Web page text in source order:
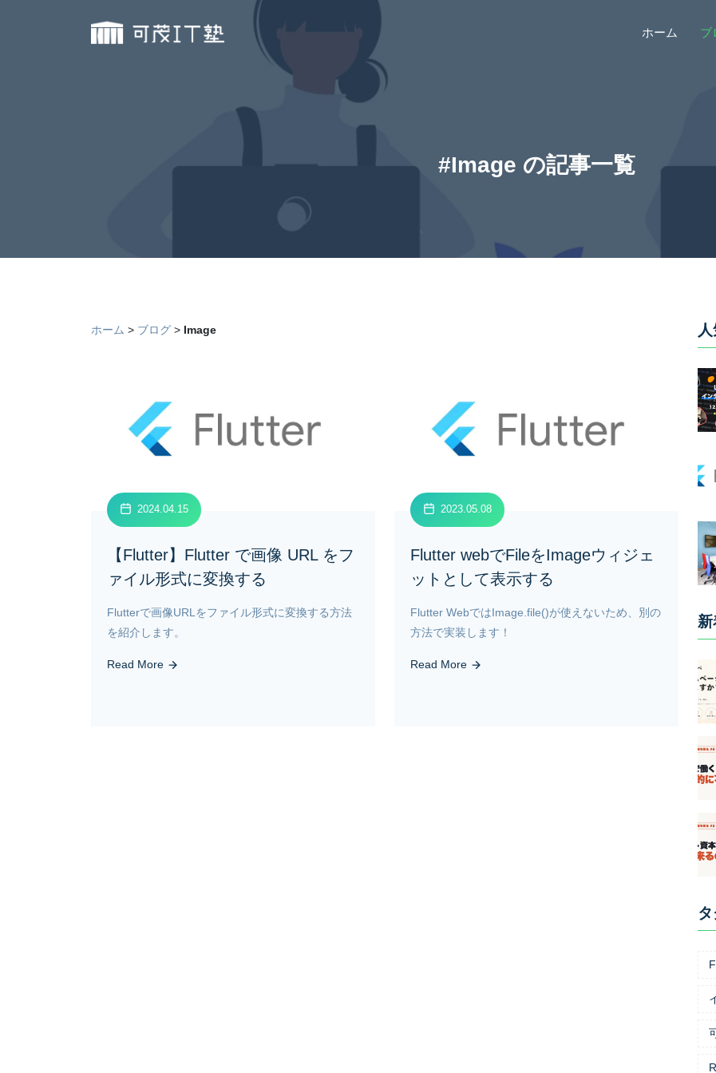
ホーム ブ
#Image の記事一覧
ホーム ブログ Image
2024.04.15
【Flutter】Flutter で画像 URL をフ
ァイル形式に変換する
Flutterで画像URLをファイル形式に変換する方法
を紹介します。
Read More
2023.05.08
Flutter webでFileをImageウィジェ
ットとして表示する
Flutter WebではImage.file()が使えないため、別の
方法で実装します！
Read More